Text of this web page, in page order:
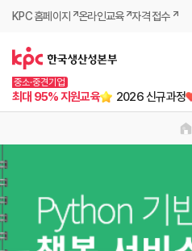
KPC 홈페이지 온라인교육 자격 접수
중소·중견기업
최대 95% 지원교육 2026 신규과정